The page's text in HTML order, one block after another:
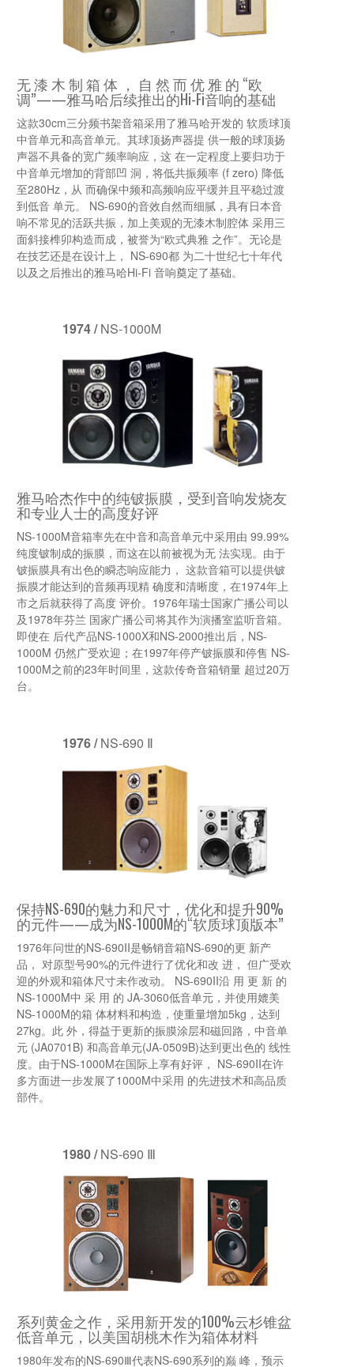
无 漆 木 制 箱 体 ， 自 然 而 优 雅 的 “欧
调”——雅马哈后续推出的Hi-Fi音响的基础
这款30cm三分频书架音箱采用了雅马哈开发的 软质球顶
中音单元和高音单元。其球顶扬声器提 供一般的球顶扬
声器不具备的宽广频率响应，这 在一定程度上要归功于
中音单元增加的背部凹 洞，将低共振频率 (f zero) 降低
至280Hz，从 而确保中频和高频响应平缓并且平稳过渡
到低音 单元。 NS-690的音效自然而细腻，具有日本音
响不常见的活跃共振，加上美观的无漆木制腔体 采用三
面斜接榫卯构造而成，被誉为“欧式典雅 之作”。无论是
在技艺还是在设计上， NS-690都 为二十世纪七十年代
以及之后推出的雅马哈Hi-Fi 音响奠定了基础。
1974 /NS-1000M
雅马哈杰作中的纯铍振膜，受到音响发烧友
和专业人士的高度好评
NS-1000M音箱率先在中音和高音单元中采用由 99.99%
纯度铍制成的振膜，而这在以前被视为无 法实现。由于
铍振膜具有出色的瞬态响应能力， 这款音箱可以提供铍
振膜才能达到的音频再现精 确度和清晰度，在1974年上
市之后就获得了高度 评价。1976年瑞士国家广播公司以
及1978年芬兰 国家广播公司将其作为演播室监听音箱。
即使在 后代产品NS-1000X和NS-2000推出后，NS-
1000M 仍然广受欢迎；在1997年停产铍振膜和停售 NS-
1000M之前的23年时间里，这款传奇音箱销量 超过20万
台。
1976 /NS-690 Ⅱ
保持NS-690的魅力和尺寸，优化和提升90%
的元件——成为NS-1000M的“软质球顶版本”
1976年问世的NS-690II是畅销音箱NS-690的更 新产
品， 对原型号90%的元件进行了优化和改 进， 但广受欢
迎的外观和箱体尺寸未作改动。 NS-690II沿 用 更 新 的
NS-1000M中 采 用 的 JA-3060低音单元，并使用媲美
NS-1000M的箱 体材料和构造，使重量增加5kg，达到
27kg。此 外，得益于更新的振膜涂层和磁回路，中音单
元 (JA0701B) 和高音单元(JA-0509B)达到更出色的 线性
度。由于NS-1000M在国际上享有好评， NS-690II在许
多方面进一步发展了1000M中采用 的先进技术和高品质
部件。
1980 /NS-690 Ⅲ
系列黄金之作，采用新开发的100%云杉锥盆
低音单元，以美国胡桃木作为箱体材料
1980年发布的NS-690Ⅲ代表NS-690系列的巅 峰，预示